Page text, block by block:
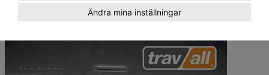
Ändra mina inställningar